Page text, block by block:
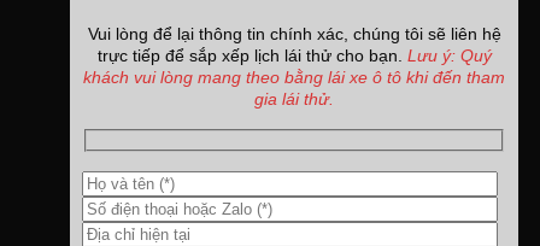
Vui lòng để lại thông tin chính xác, chúng tôi sẽ liên hệ
trực tiếp để sắp xếp lịch lái thử cho bạn. Lưu ý: Quý
khách vui lòng mang theo bằng lái xe ô tô khi đến tham
gia lái thử.